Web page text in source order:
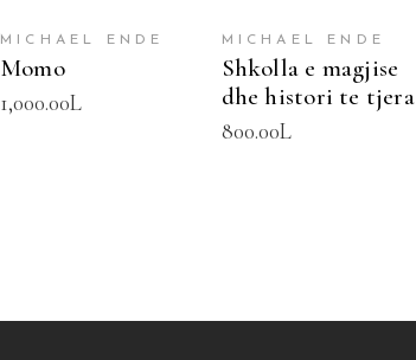
MICHAEL ENDE
Momo
1,000.00L
MICHAEL ENDE
Shkolla e magjise
dhe histori te tjera
800.00L